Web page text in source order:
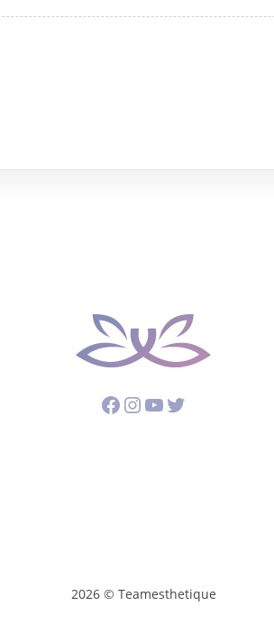
Facebook
Instagram
YouTube
Twitter
2026 © Teamesthetique